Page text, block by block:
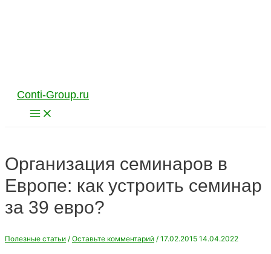
Conti-Group.ru
Main
Menu
Организация семинаров в
Европе: как устроить семинар
за 39 евро?
Полезные статьи / Оставьте комментарий / 17.02.2015 14.04.2022